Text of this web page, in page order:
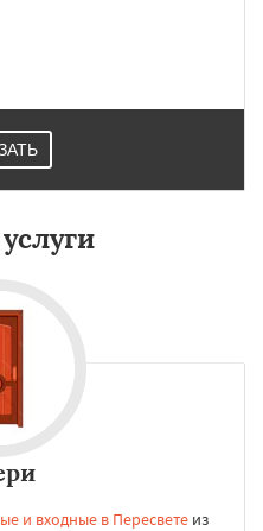
и входные в Пересветеиз